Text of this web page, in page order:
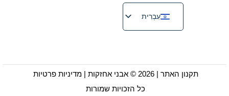
עִבְרִית
English
Français
תקנון האתר | 2026 © אבני אחזקות |
מדיניות פרטיות
כל הזכויות שמורות